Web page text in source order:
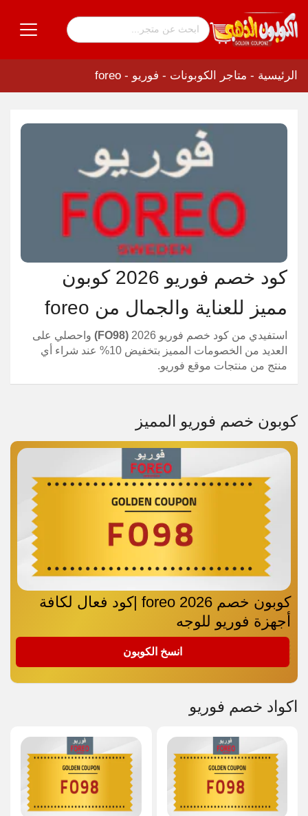
الرئيسية - متاجر الكوبونات - فوريو - foreo
كود خصم فوريو 2026 كوبون
مميز للعناية والجمال من foreo
استفيدي من كود خصم فوريو 2026 (FO98)
واحصلي على
العديد من الخصومات المميز بتخفيض 10% عند شراء أي
منتج من منتجات موقع فوريو.
كوبون خصم فوريو المميز
كوبون خصم foreo 2026 |كود فعال لكافة
أجهزة فوريو للوجه
انسخ الكوبون
اكواد خصم فوريو